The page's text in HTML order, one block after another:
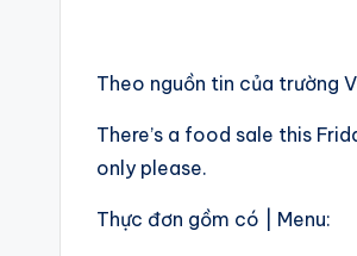
Theo nguồn tin của trường
There’s a food sale this
only please.
Thực đơn gồm có | Menu: